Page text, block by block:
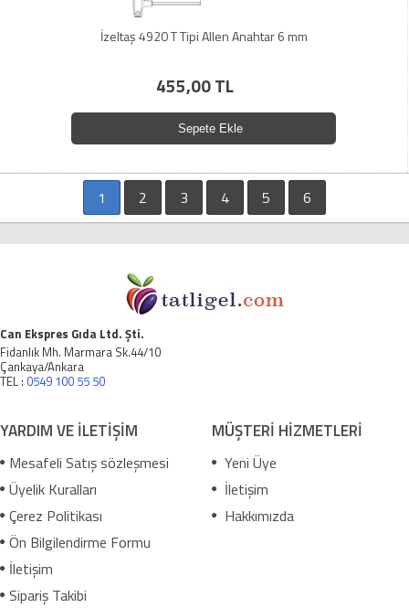
İzeltaş 4920 T Tipi Allen Anahtar 6 mm
455,00 TL
Sepete Ekle
1 2 3 4 5 6
Can Ekspres Gıda Ltd. Şti.
Fidanlık Mh. Marmara Sk.44/10
Çankaya/Ankara
TEL : 0549 100 55 50
YARDIM VE İLETİŞİM
Mesafeli Satış sözleşmesi
Üyelik Kuralları
Çerez Politikası
Ön Bilgilendirme Formu
İletişim
Sipariş Takibi
MÜŞTERİ HİZMETLERİ
Yeni Üye
İletişim
Hakkımızda